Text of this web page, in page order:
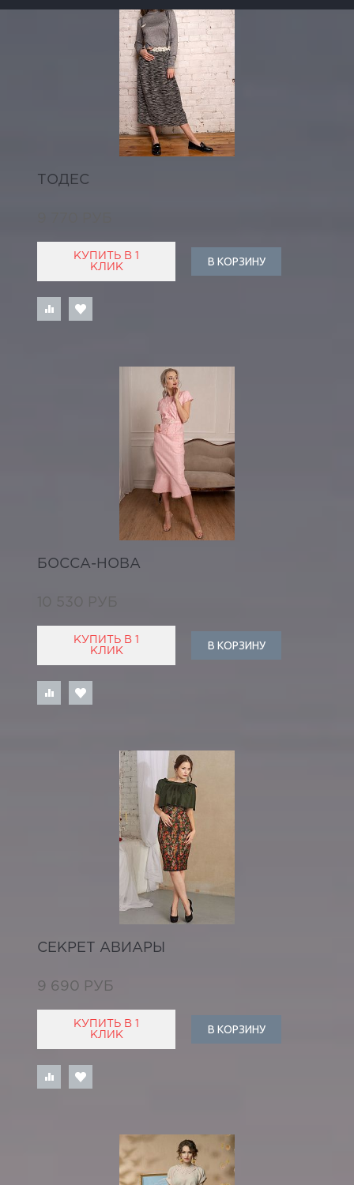
ТОДЕС
КУПИТЬ В 1
КЛИК
В КОРЗИНУ
БОССА-НОВА
10 530 РУБ
КУПИТЬ В 1
КЛИК
В КОРЗИНУ
СЕКРЕТ АВИАРЫ
9 690 РУБ
КУПИТЬ В 1
КЛИК
В КОРЗИНУ